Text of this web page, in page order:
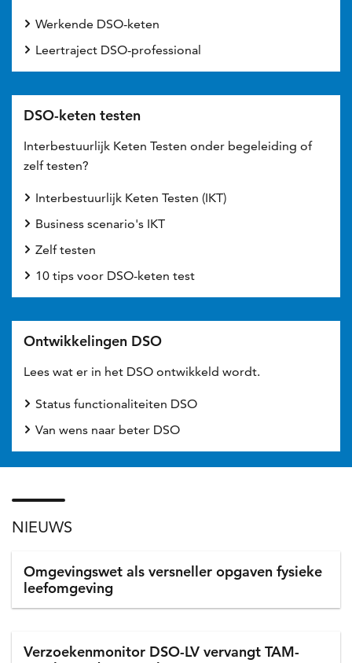
Werkende DSO-keten
Leertraject DSO-professional
DSO-keten testen
Interbestuurlijk Keten Testen onder begeleiding of
zelf testen?
Interbestuurlijk Keten Testen (IKT)
Business scenario's IKT
Zelf testen
10 tips voor DSO-keten test
Ontwikkelingen DSO
Lees wat er in het DSO ontwikkeld wordt.
Status functionaliteiten DSO
Van wens naar beter DSO
NIEUWS
Omgevingswet als versneller opgaven fysieke
leefomgeving
Verzoekenmonitor DSO-LV vervangt TAM-